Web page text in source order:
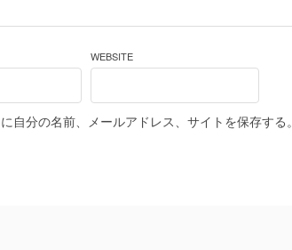
WEBSITE
自分の名前、メールアドレス、サイトを保存する。